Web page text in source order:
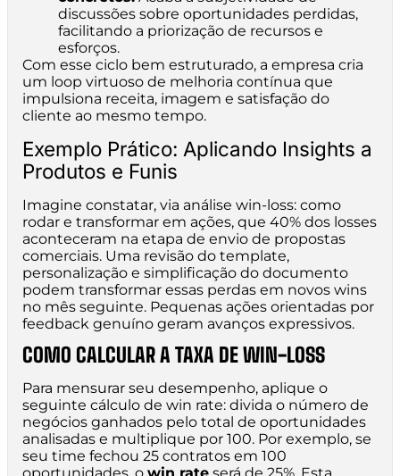
discussões sobre oportunidades perdidas,
facilitando a priorização de recursos e
esforços.
Com esse ciclo bem estruturado, a empresa cria
um loop virtuoso de melhoria contínua que
impulsiona receita, imagem e satisfação do
cliente ao mesmo tempo.
Exemplo Prático: Aplicando Insights a
Produtos e Funis
Imagine constatar, via análise win-loss: como
rodar e transformar em ações, que 40% dos losses
aconteceram na etapa de envio de propostas
comerciais. Uma revisão do template,
personalização e simplificação do documento
podem transformar essas perdas em novos wins
no mês seguinte. Pequenas ações orientadas por
feedback genuíno geram avanços expressivos.
COMO CALCULAR A TAXA DE WIN-LOSS
Para mensurar seu desempenho, aplique o
seguinte cálculo de win rate: divida o número de
negócios ganhados pelo total de oportunidades
analisadas e multiplique por 100. Por exemplo, se
seu time fechou 25 contratos em 100